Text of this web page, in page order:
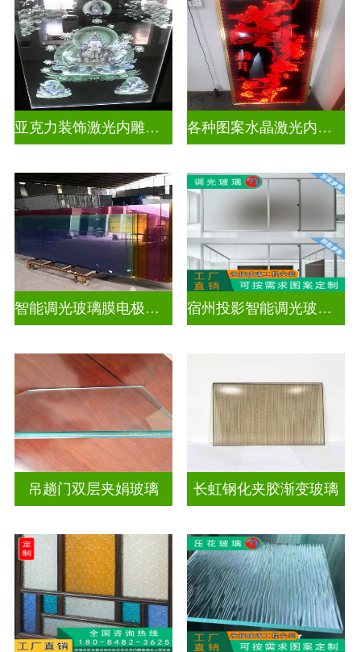
亚克力装饰激光内雕护栏玻璃 各种图案水晶激光内雕护栏玻璃
智能调光玻璃膜电极接线图 宿州投影智能调光玻璃厂商联系电话
吊趟门双层夹娟玻璃 长虹钢化夹胶渐变玻璃